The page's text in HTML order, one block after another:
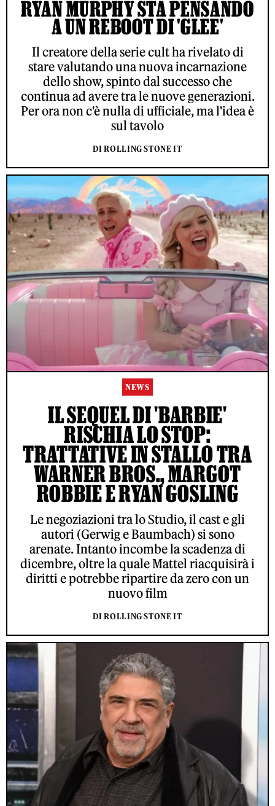
RYAN MURPHY STA PENSANDO
A UN REBOOT DI 'GLEE'
Il creatore della serie cult ha rivelato di
stare valutando una nuova incarnazione
dello show, spinto dal successo che
continua ad avere tra le nuove generazioni.
Per ora non c'è nulla di ufficiale, ma l'idea è
sul tavolo
DI ROLLING STONE IT
NEWS
IL SEQUEL DI 'BARBIE'
RISCHIA LO STOP:
TRATTATIVE IN STALLO TRA
WARNER BROS., MARGOT
ROBBIE E RYAN GOSLING
Le negoziazioni tra lo Studio, il cast e gli
autori (Gerwig e Baumbach) si sono
arenate. Intanto incombe la scadenza di
dicembre, oltre la quale Mattel riacquisirà i
diritti e potrebbe ripartire da zero con un
nuovo film
DI ROLLING STONE IT